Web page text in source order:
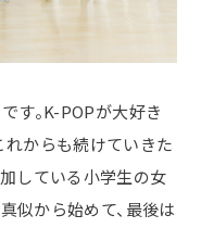
す。K-POPが大好き
れからも続けていきた
している小学生の女
似から始めて、最後は